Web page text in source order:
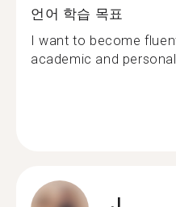
언어 학습 목표
I want to become
academic and